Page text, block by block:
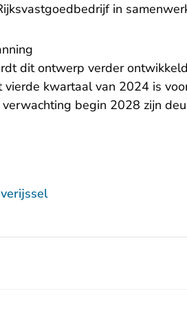
in
dit ontwerp verder
vierde kwartaal van 2024 is
begin 2028 zijn